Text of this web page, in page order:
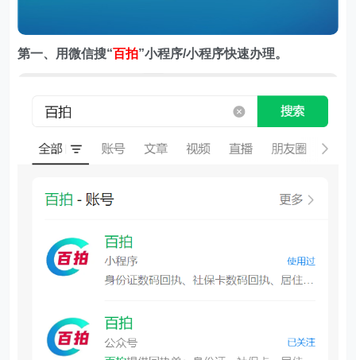
第一、用微信搜“百拍”小程序/小程序快速办理。